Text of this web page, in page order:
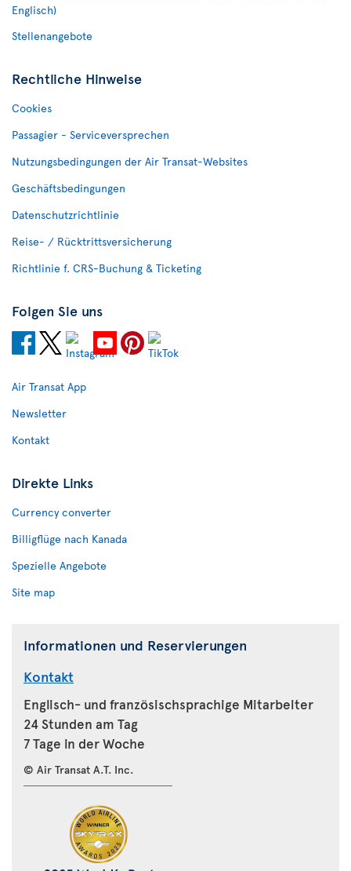
Englisch)
Stellenangebote
Rechtliche Hinweise
Cookies
Passagier - Serviceversprechen
Nutzungsbedingungen der Air Transat-Websites
Geschäftsbedingungen
Datenschutzrichtlinie
Reise- / Rücktrittsversicherung
Richtlinie f. CRS-Buchung & Ticketing
Folgen Sie uns
Air Transat App
Newsletter
Kontakt
Direkte Links
Currency converter
Billigflüge nach Kanada
Spezielle Angebote
Site map
Informationen und Reservierungen
Kontakt
Englisch- und französischsprachige Mitarbeiter
24 Stunden am Tag
7 Tage in der Woche
© Air Transat A.T. Inc.